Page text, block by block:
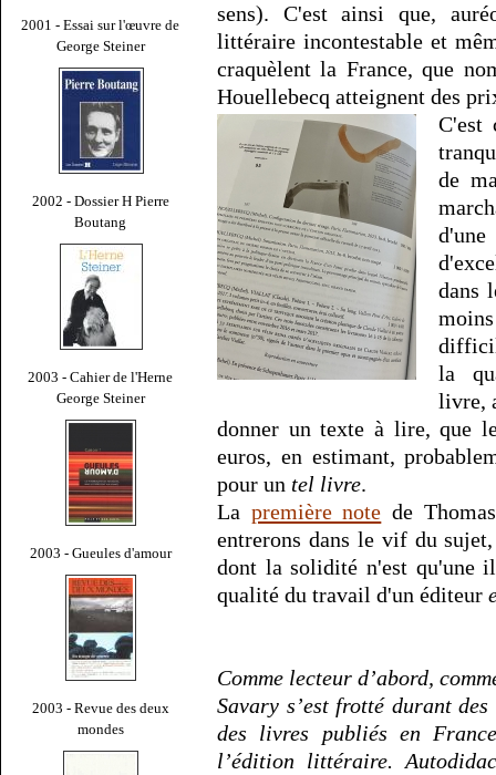
2001 - Essai sur l'œuvre de
George Steiner
2002 - Dossier H Pierre
Boutang
2003 - Cahier de l'Herne
George Steiner
2003 - Gueules d'amour
2003 - Revue des deux
mondes
sens). C'est ainsi que,
littéraire incontestable et
craquèlent la France, que
Houellebecq atteignent des
C'est
de
dans
la
livre,
donner un texte à lire, que
euros, en estimant,
pour un tel livre.
La première note de
entrerons dans le vif du
dont la solidité n'est qu'une
qualité du travail d'un éditeur
Comme lecteur d’abord,
Savary s’est frotté durant
des livres publiés en
l’édition littéraire.